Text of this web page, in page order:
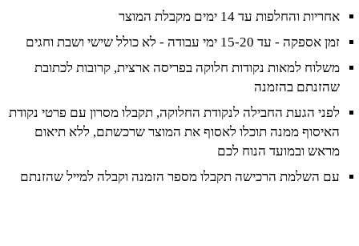
אחריות והחלפות עד 14 ימים מקבלת המוצר
זמן אספקה - עד 15-20 ימי עבודה - לא כולל שישי ושבת וחגים
משלוח למאות נקודות חלוקה בפריסה ארצית, קרובות לכתובת
שהזנתם בהזמנה
לפני הגעת החבילה לנקודת החלוקה, תקבלו מסרון עם פרטי נקודת
האיסוף ממנה תוכלו לאסוף את המוצר שרכשתם, ללא תיאום
מראש ובמועד הנוח לכם
עם השלמת הרכישה תקבלו מספר הזמנה וקבלה למייל שהזנתם